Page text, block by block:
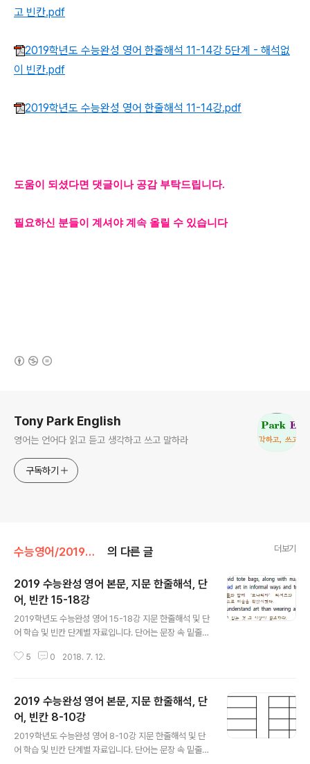
고 빈칸.pdf
2019학년도 수능완성 영어 한줄해석 11-14강 5단계 - 해석없
이 빈칸.pdf
2019학년도 수능완성 영어 한줄해석 11-14강.pdf
도움이 되셨다면 댓글이나 공감 부탁드립니다.
필요하신 분들이 계셔야 계속 올릴 수 있습니다
Tony Park English
영어는 언어다 읽고 듣고 생각하고 쓰고 말하라
구독하기
수능영어/2019학년도 수능영어 연계 의 다른 글 더보기
2019 수능완성 영어 본문, 지문 한줄해석, 단
어, 빈칸 15-18강
2019학년도 수능완성 영어 15-18강 지문 한줄해석 및 단
어 학습 및 빈칸 단계별 자료입니다. 단어는 문장 속 밑줄친
법 사항입니다. 단어학습 후 해석을 보기전에 1단계 지문만
도움이 되실 겁니다. 모두 직접 제작한 것이며, 오류나 오탈
자 있을 수 있습니다. 혼자 공부하시는 분들께 도움이 되길
기대합니다. 자료에 대한 의견, 활용 사례 등 올려 주시면
더욱 좋은 자료를 만드는 도움이 됩니다 도움이 되셨다면
댓글이나 공감 부탁드립니다. 필요하신 분들이 계셔야 계
5 0 2018. 7. 12.
2019 수능완성 영어 본문, 지문 한줄해석, 단
어, 빈칸 8-10강
2019학년도 수능완성 영어 8-10강 지문 한줄해석 및 단
어 학습 및 빈칸 단계별 자료입니다. 단어는 문장 속 밑줄친